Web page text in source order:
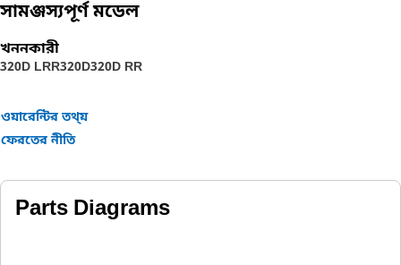
সামঞ্জস্যপূর্ণ মডেল
খননকারী
320D LRR320D320D RR
ওয়ারেন্টির তথ্য়
ফেরতের নীতি
Parts Diagrams